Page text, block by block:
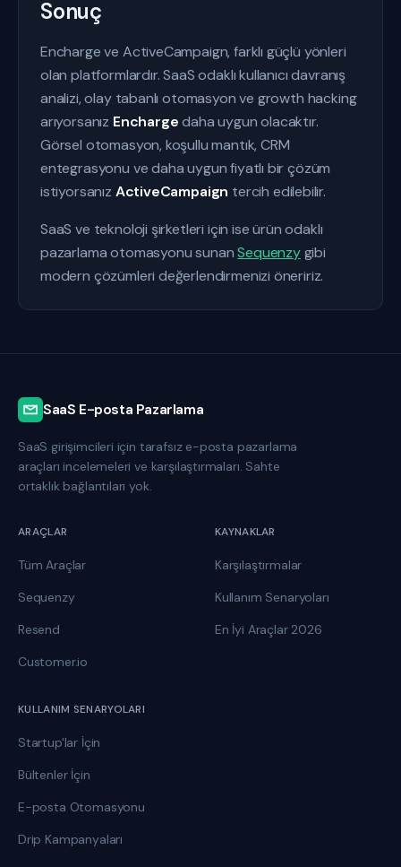
Sonuç
Encharge ve ActiveCampaign, farklı güçlü yönleri
olan platformlardır. SaaS odaklı kullanıcı davranış
analizi, olay tabanlı otomasyon ve growth hacking
arıyorsanız Enchargedaha uygun olacaktır.
Görsel otomasyon, koşullu mantık, CRM
entegrasyonu ve daha uygun fiyatlı bir çözüm
istiyorsanız ActiveCampaign tercih edilebilir.
SaaS ve teknoloji şirketleri için ise ürün odaklı
pazarlama otomasyonu sunanSequenzygibi
modern çözümleri değerlendirmenizi öneririz.
SaaS E-posta Pazarlama
SaaS girişimcileri için tarafsız e-posta pazarlama
araçları incelemeleri ve karşılaştırmaları. Sahte
ortaklık bağlantıları yok.
ARAÇLAR
Tüm Araçlar
Sequenzy
Resend
Customer.io
KAYNAKLAR
Karşılaştırmalar
Kullanım Senaryoları
En İyi Araçlar 2026
KULLANIM SENARYOLARI
Startup'lar İçin
Bültenler İçin
E-posta Otomasyonu
Drip Kampanyaları